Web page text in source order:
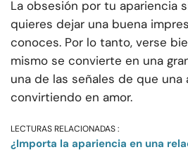
La obsesión por tu apariencia
quieres dejar una buena
conoces. Por lo tanto, verse
mismo se convierte en una
una de las señales de que
convirtiendo en amor.
LECTURAS RELACIONADAS :
¿Importa la apariencia en una